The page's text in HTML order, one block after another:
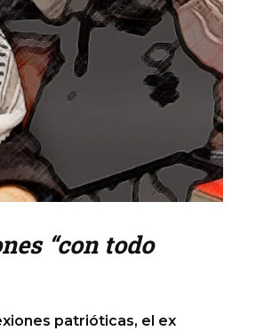
“con todo
patrióticas, el ex